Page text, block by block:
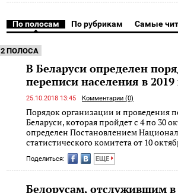
По полосам По рубрикам Самые
2 ПОЛОСА
В Беларуси определен
переписи населения в 2019
25.10.2018 13:45 Комментарии (0)
Порядок организации и проведения
Беларуси, которая пройдет с 4 по 30
определен Постановлением
статистического комитета от 10
Поделиться: ЕЩЕ
Белорусам, отслужившим